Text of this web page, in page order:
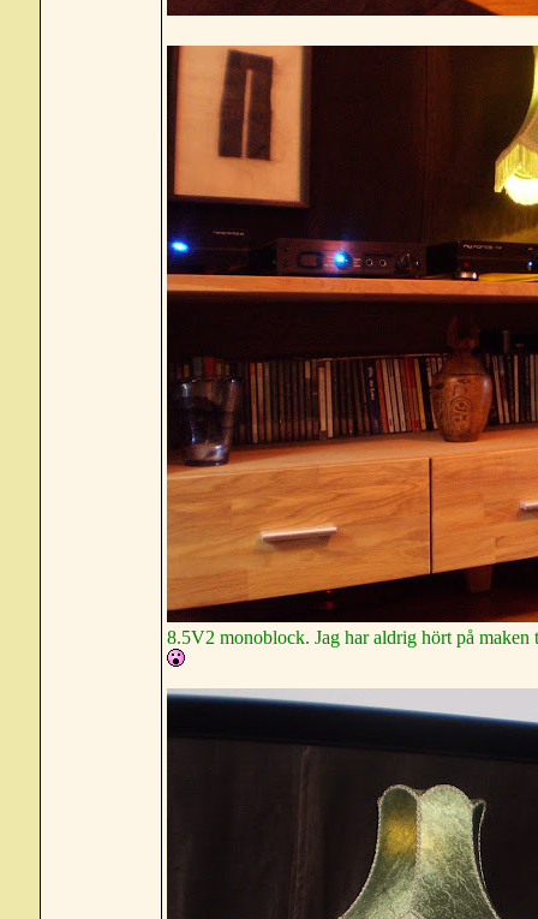
8.5V2 monoblock. Jag har aldrig hört på